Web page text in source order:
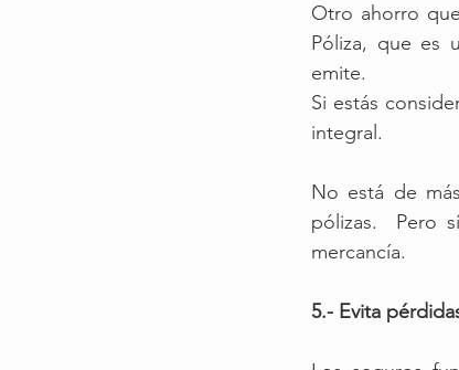
Otro ahorro
Póliza, que es
emite.
Si estás
integral.
No está de
pólizas.  Pero
mercancía.
5.- Evita